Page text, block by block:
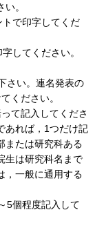
。
トで印字してくだ
してください。
さい。連名発表の
ください。
て記入してくださ
あれば，1つだけ記
または研究科ある
生は研究科名まで
，一般に通用する
5個程度記入して